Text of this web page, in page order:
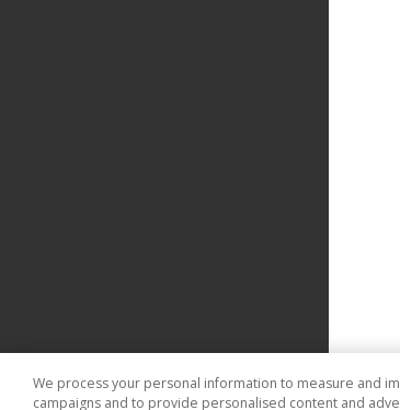
We process your personal information to measure and
campaigns and to provide personalised content and